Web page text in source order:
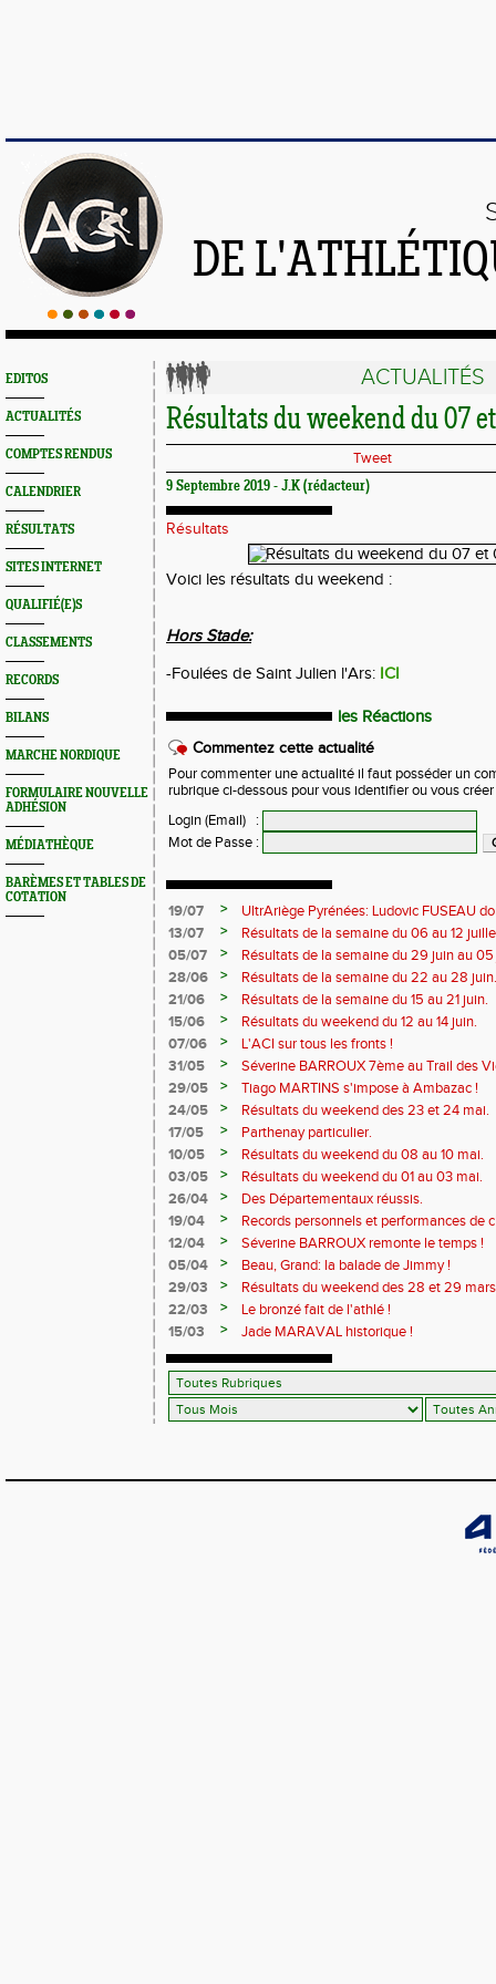
DE
EDITOS
ACTUALITÉS
COMPTES RENDUS
CALENDRIER
RÉSULTATS
SITES INTERNET
QUALIFIÉ(E)S
CLASSEMENTS
RECORDS
BILANS
MARCHE NORDIQUE
FORMULAIRE NOUVELLE
ADHÉSION
MÉDIATHÈQUE
BARÈMES ET TABLES DE
COTATION
ACTUALITÉS
Résultats du weekend du 07
Tweet
9 Septembre 2019 - J.K (rédacteur)
Résultats
Voici les résultats du weekend :
Hors Stade:
-Foulées de Saint Julien l'Ars: ICI
les Réactions
Commentez cette actualité
Pour commenter une actualité il faut posséder un
rubrique ci-dessous pour vous identifier ou vous
Login (Email)
:
Mot de Passe :
19/07 >
UltrAriège Pyrénées: Ludovic FUSEAU
13/07
>
Résultats de la semaine du 06 au 12
05/07
>
Résultats de la semaine du 29 juin au
28/06
>
Résultats de la semaine du 22 au 28 juin.
21/06
>
Résultats de la semaine du 15 au 21 juin.
15/06
>
Résultats du weekend du 12 au 14 juin.
07/06
>
L'ACI sur tous les fronts !
31/05
>
Séverine BARROUX 7ème au Trail des
29/05
>
Tiago MARTINS s'impose à Ambazac !
24/05
>
Résultats du weekend des 23 et 24 mai.
17/05
>
Parthenay particulier.
10/05
>
Résultats du weekend du 08 au 10 mai.
03/05
>
Résultats du weekend du 01 au 03 mai.
26/04
>
Des Départementaux réussis.
19/04
>
Records personnels et performances de
12/04
>
Séverine BARROUX remonte le temps !
05/04
>
Beau, Grand: la balade de Jimmy !
29/03
>
Résultats du weekend des 28 et 29
22/03
>
Le bronzé fait de l'athlé !
15/03
> Jade MARAVAL historique !